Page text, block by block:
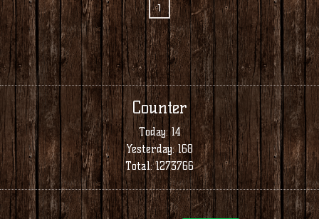
1
Counter
Today:14
Yesterday:168
Total:1273766